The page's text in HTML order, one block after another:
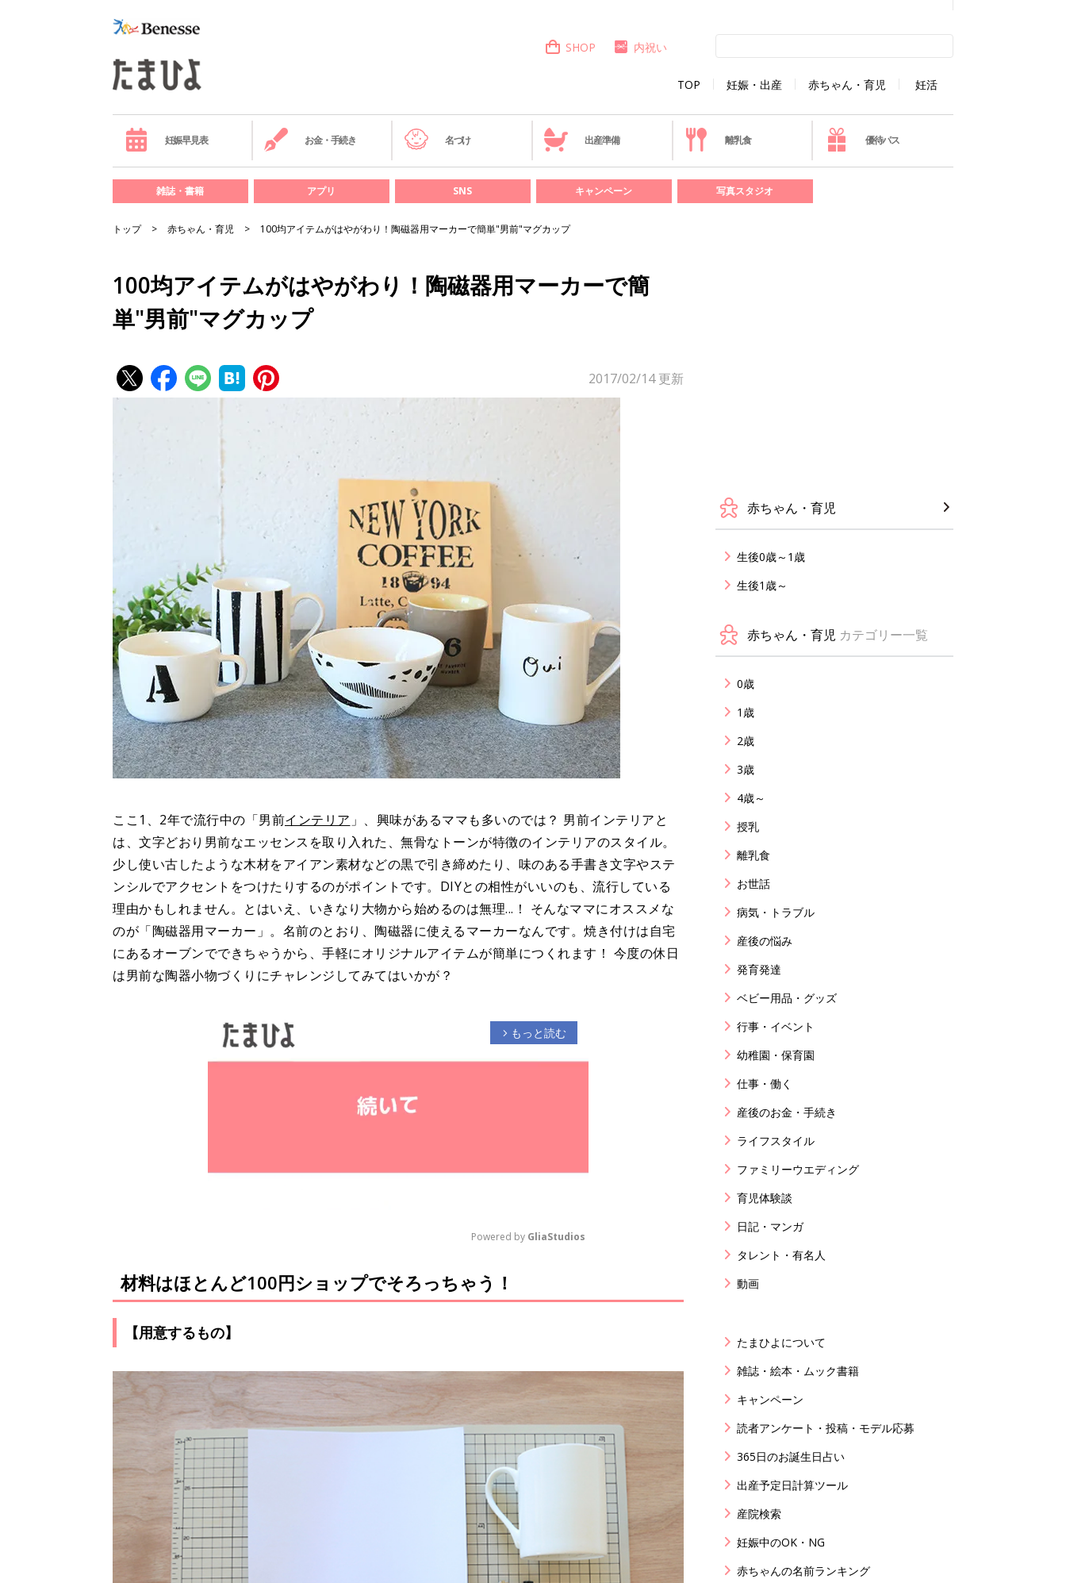
TOP 妊娠・出産 赤ちゃん・育児 妊活
SHOP 内祝い
妊娠早見表 お金・手続き 名づけ 出産準備 離乳食 優待パス
雑誌・書籍 アプリ SNS キャンペーン 写真スタジオ
トップ 赤ちゃん・育児 100均アイテムがはやがわり！陶磁器用マーカーで簡単"男前"マグカップ
100均アイテムがはやがわり！陶磁器用マーカーで簡
単"男前"マグカップ
2017/02/14更新
ここ1、2年で流行中の「男前インテリア 」、興味があるママも多いのでは？ 男前インテリアと
は、文字どおり男前なエッセンスを取り入れた、無骨なトーンが特徴のインテリアのスタイル。
少し使い古したような木材をアイアン素材などの黒で引き締めたり、味のある手書き文字やステ
ンシルでアクセントをつけたりするのがポイントです。DIYとの相性がいいのも、流行している
理由かもしれません。とはいえ、いきなり大物から始めるのは無理...！ そんなママにオススメな
のが「陶磁器用マーカー」。名前のとおり、陶磁器に使えるマーカーなんです。焼き付けは自宅
にあるオーブンでできちゃうから、手軽にオリジナルアイテムが簡単につくれます！ 今度の休日
は男前な陶器小物づくりにチャレンジしてみてはいかが？
arrow_forward_ios もっと読む
u
Powered by GliaStudios
材料はほとんど100円ショップでそろっちゃう！
【用意するもの】
赤ちゃん・育児
生後0歳～1歳
生後1歳～
赤ちゃん・育児 カテゴリー一覧
0歳
1歳
2歳
3歳
4歳～
授乳
離乳食
お世話
病気・トラブル
産後の悩み
発育発達
ベビー用品・グッズ
行事・イベント
幼稚園・保育園
仕事・働く
産後のお金・手続き
ライフスタイル
ファミリーウエディング
育児体験談
日記・マンガ
タレント・有名人
動画
たまひよについて
雑誌・絵本・ムック書籍
キャンペーン
読者アンケート・投稿・モデル応募
365日のお誕生日占い
出産予定日計算ツール
産院検索
妊娠中のOK・NG
赤ちゃんの名前ランキング